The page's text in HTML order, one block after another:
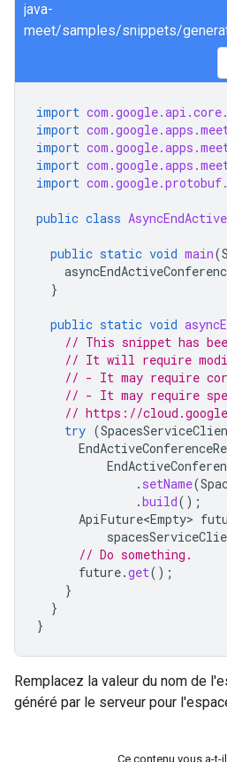
java-
import
import
import
import
import
public class
public static void main(
}
public static void
// This snippet has
// It will require
// - It may require
// - It may require
// https://
try (
. setName(
.build();
ApiFuture<Empty>
// Do something.
future.get();
}
}
}
Remplacez la valeur du nom de
généré par le serveur pour
Ce contenu vous a-t-